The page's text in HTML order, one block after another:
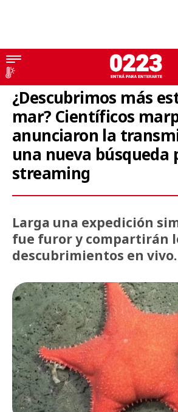
Streaming del Conicet
¿Descubrimos más
mar? Científicos
anunciaron la
una nueva búsqueda
streaming
Larga una expedición
fue furor y compartirán
descubrimientos en vivo.